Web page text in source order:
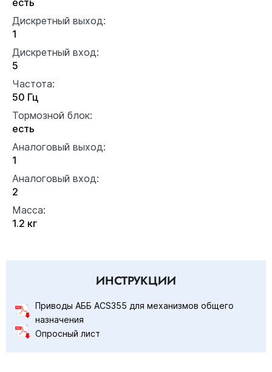
Дискретный выход:
1
Дискретный вход:
5
Частота:
50 Гц
Тормозной блок:
есть
Аналоговый выход:
1
Аналоговый вход:
2
Масса:
1.2 кг
ИНСТРУКЦИИ
Приводы АББ ACS355 для механизмов общего
назначения
Опросный лист